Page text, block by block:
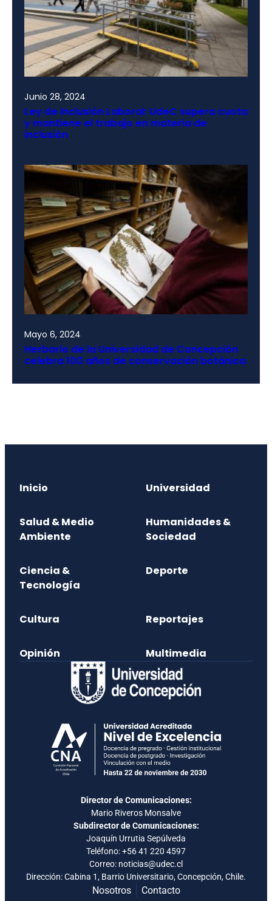
Junio 28, 2024
Ley de Inclusión Laboral: UdeC supera cuota
y mantiene el trabajo en materia de
inclusión
Mayo 6, 2024
Herbario de la Universidad de Concepción
celebra 100 años de conservación botánica
Inicio Universidad
Salud & Medio
Ambiente
Humanidades &
Sociedad
Ciencia &
Tecnología
Deporte
Cultura Reportajes
Opinión Multimedia
Director de Comunicaciones:
Mario Riveros Monsalve
Subdirector de Comunicaciones:
Joaquín Urrutia Sepúlveda
Teléfono:+56 41 220 4597
Correo: noticias@udec.cl
Dirección: Cabina 1, Barrio Universitario, Concepción, Chile.
Nosotros Contacto